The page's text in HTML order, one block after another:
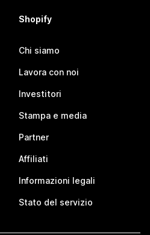
Shopify
Chi siamo
Lavora con noi
Investitori
Stampa e media
Partner
Affiliati
Informazioni legali
Stato del servizio